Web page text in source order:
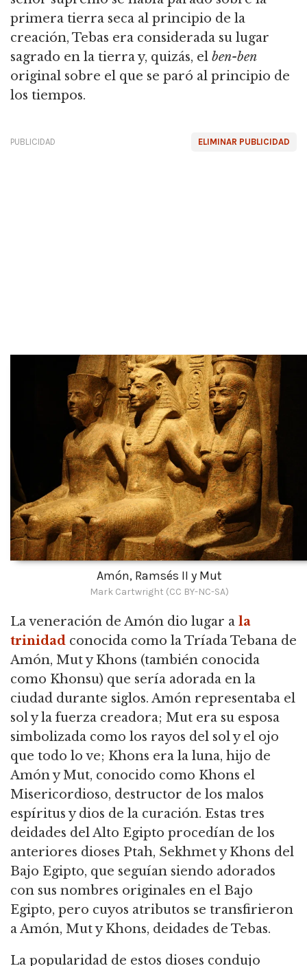
primera tierra seca al principio de la
creación, Tebas era considerada su lugar
sagrado en la tierra y, quizás, el ben-ben
original sobre el que se paró al principio de
los tiempos.
ELIMINAR PUBLICIDAD
PUBLICIDAD
Amón, Ramsés II y Mut
Mark Cartwright (CC BY-NC-SA)
La veneración de Amón dio lugar a la
trinidad conocida como la Tríada Tebana de
Amón, Mut y Khons (también conocida
como Khonsu) que sería adorada en la
ciudad durante siglos. Amón representaba el
sol y la fuerza creadora; Mut era su esposa
simbolizada como los rayos del sol y el ojo
que todo lo ve; Khons era la luna, hijo de
Amón y Mut, conocido como Khons el
Misericordioso, destructor de los malos
espíritus y dios de la curación. Estas tres
deidades del Alto Egipto procedían de los
anteriores dioses Ptah, Sekhmet y Khons del
Bajo Egipto, que seguían siendo adorados
con sus nombres originales en el Bajo
Egipto, pero cuyos atributos se transfirieron
a Amón, Mut y Khons, deidades de Tebas.
La popularidad de estos dioses condujo